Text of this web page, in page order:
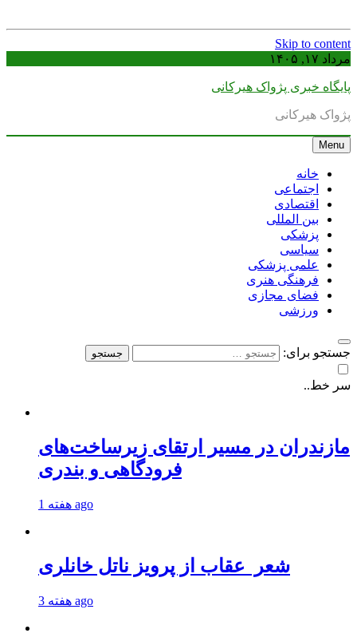
Skip to content
مرداد ۱۷, ۱۴۰۵
پایگاه خبری پژواک هیرکانی
پژواک هیرکانی
Menu
خانه
اجتماعی
اقتصادی
بین المللی
پزشکی
سیاسی
علمی پزشکی
فرهنگی هنری
فضای مجازی
ورزشی
جستجو برای:
سر خط..
مازندران در مسیر ارتقای زیرساخت‌های
فرودگاهی و بندری
1 هفته ago
شعر عقاب از پرویز ناتل خانلری
3 هفته ago